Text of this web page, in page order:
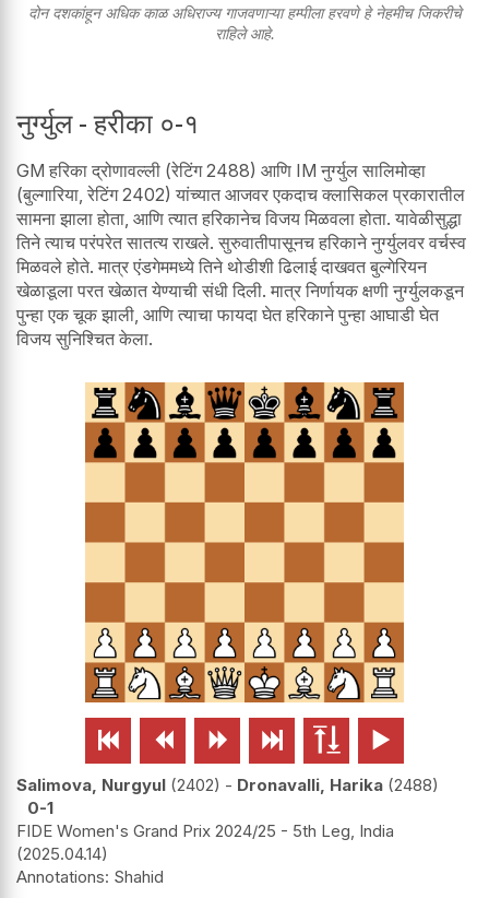
दोन दशकांहून अधिक काळ अधिराज्य गाजवणाऱ्या हम्पीला हरवणे हे नेहमीच जिकरीचे
राहिले आहे.
नुर्ग्युल - हरीका ०-१
GM हरिका द्रोणावल्ली (रेटिंग 2488) आणि IM नुर्ग्युल सालिमोव्हा
(बुल्गारिया, रेटिंग 2402) यांच्यात आजवर एकदाच क्लासिकल प्रकारातील
सामना झाला होता, आणि त्यात हरिकानेच विजय मिळवला होता. यावेळीसुद्धा
तिने त्याच परंपरेत सातत्य राखले. सुरुवातीपासूनच हरिकाने नुर्ग्युलवर वर्चस्व
मिळवले होते. मात्र एंडगेममध्ये तिने थोडीशी ढिलाई दाखवत बुल्गेरियन
खेळाडूला परत खेळात येण्याची संधी दिली. मात्र निर्णायक क्षणी नुर्ग्युलकडून
पुन्हा एक चूक झाली, आणि त्याचा फायदा घेत हरिकाने पुन्हा आघाडी घेत
विजय सुनिश्चित केला.
     
Salimova, Nurgyul 2402 - Dronavalli, Harika 2488
0-1
FIDE Women's Grand Prix 2024/25 - 5th Leg, India
2025.04.14
Shahid